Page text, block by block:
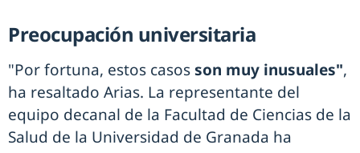
Preocupación universitaria
"Por fortuna, estos casosson muy inusuales",
ha resaltado Arias. La representante del
equipo decanal de la Facultad de Ciencias de la
Salud de la Universidad de Granada ha